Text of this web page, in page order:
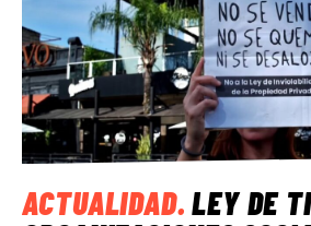
ACTUALIDAD.LEY DE